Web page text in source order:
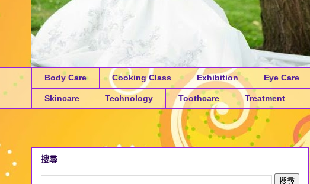
Body Care Cooking Class Exhibition Eye Care
Skincare Technology Toothcare Treatment
搜尋